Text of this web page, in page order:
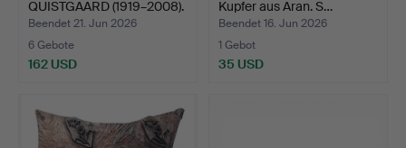
QUISTGAARD (1919–2008).
Pfeffe…
Beendet 21. Jun 2026
6 Gebote
162 USD
Kupfer aus Aran. S…
Beendet 16. Jun 2026
1 Gebot
35 USD